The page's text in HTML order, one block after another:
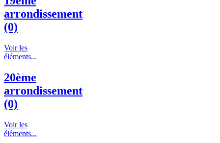
arrondissement
(0)
Voir les
éléments...
20ème
arrondissement
(0)
Voir les
éléments...